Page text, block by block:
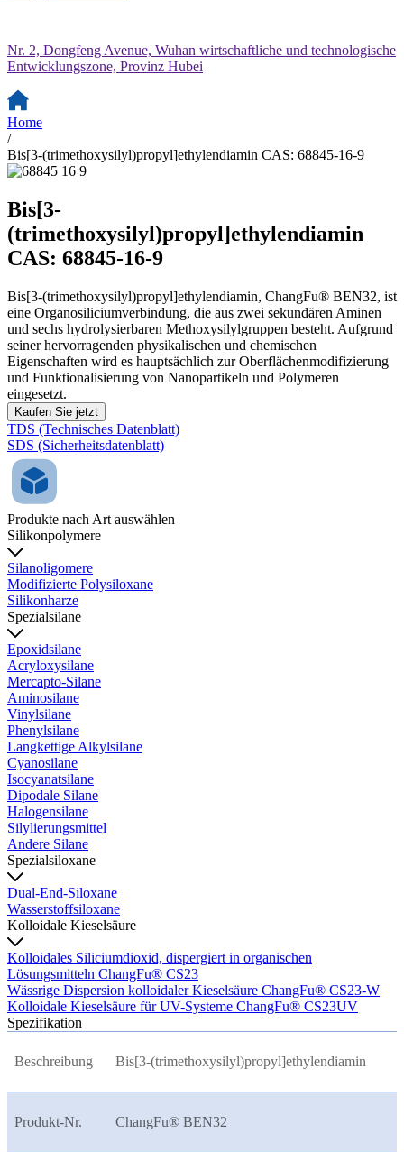
Nr. 2, Dongfeng Avenue, Wuhan wirtschaftliche und technologische
Entwicklungszone, Provinz Hubei
Home
/
Bis[3-(trimethoxysilyl)propyl]ethylendiamin CAS: 68845-16-9
Bis[3-
(trimethoxysilyl)propyl]ethylendiamin
CAS: 68845-16-9
Bis[3-(trimethoxysilyl)propyl]ethylendiamin, ChangFu® BEN32, ist
eine Organosiliciumverbindung, die aus zwei sekundären Aminen
und sechs hydrolysierbaren Methoxysilylgruppen besteht. Aufgrund
seiner hervorragenden physikalischen und chemischen
Eigenschaften wird es hauptsächlich zur Oberflächenmodifizierung
und Funktionalisierung von Nanopartikeln und Polymeren
eingesetzt.
Kaufen Sie jetzt
TDS (Technisches Datenblatt)
SDS (Sicherheitsdatenblatt)
Produkte nach Art auswählen
Silikonpolymere
Silanoligomere
Modifizierte Polysiloxane
Silikonharze
Spezialsilane
Epoxidsilane
Acryloxysilane
Mercapto-Silane
Aminosilane
Vinylsilane
Phenylsilane
Langkettige Alkylsilane
Cyanosilane
Isocyanatsilane
Dipodale Silane
Halogensilane
Silylierungsmittel
Andere Silane
Spezialsiloxane
Dual-End-Siloxane
Wasserstoffsiloxane
Kolloidale Kieselsäure
Kolloidales Siliciumdioxid, dispergiert in organischen
Lösungsmitteln ChangFu® CS23
Wässrige Dispersion kolloidaler Kieselsäure ChangFu® CS23-W
Kolloidale Kieselsäure für UV-Systeme ChangFu® CS23UV
Spezifikation
Beschreibung Bis[3-(trimethoxysilyl)propyl]ethylendiamin
Produkt-Nr. ChangFu® BEN32